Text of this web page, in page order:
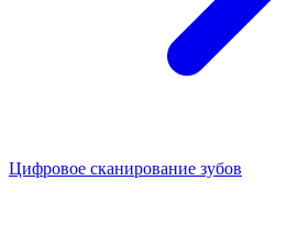
Цифровое сканирование зубов